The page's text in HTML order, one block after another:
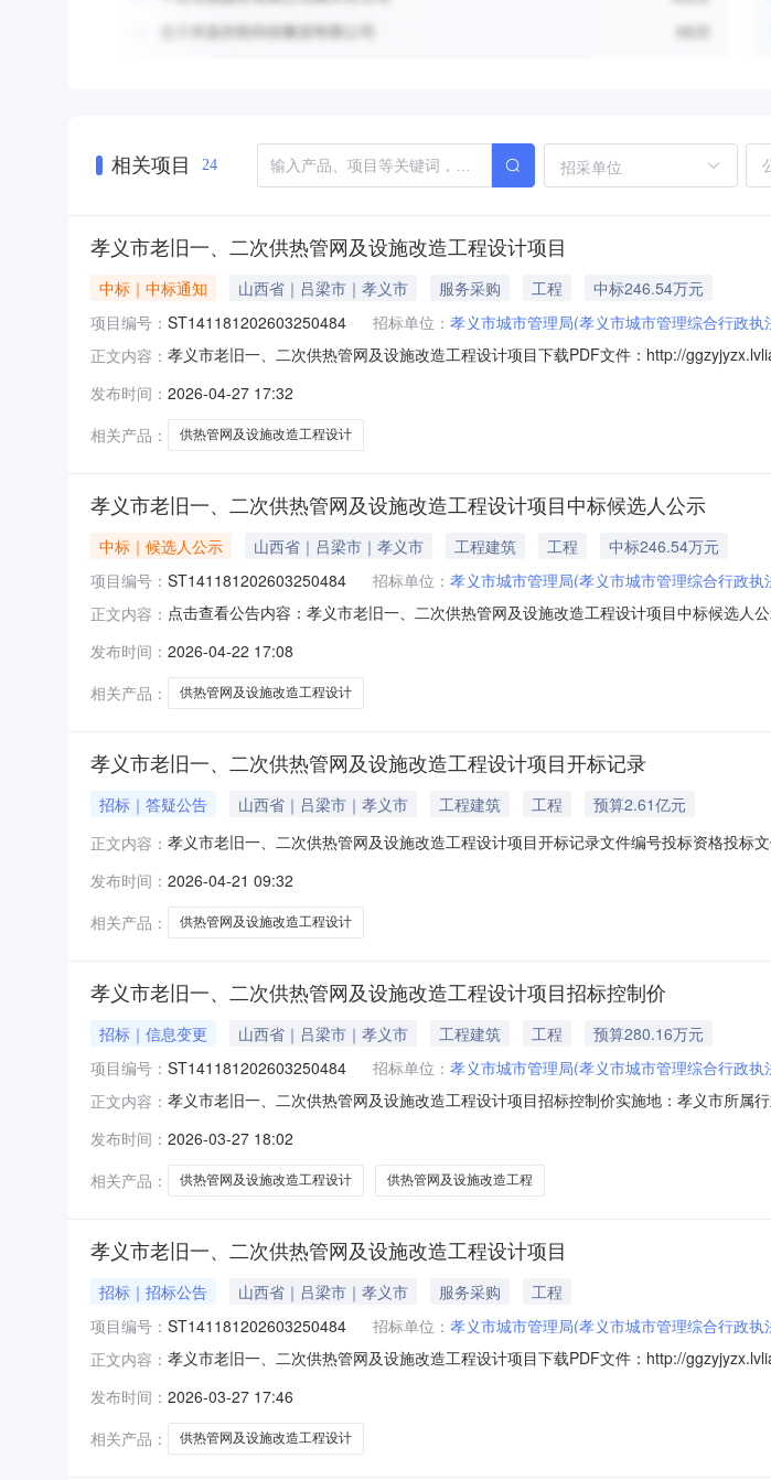
相关项目 24 招采单位
孝义市老旧一、二次供热管网及设施改造工程设计项目
中标｜中标通知 山西省｜吕梁市｜孝义市 服务采购 工程
中标246.54万元
项目编号： ST141181202603250484 招标单位： 孝义市城市管理局(孝义市城市管理综合行政执
正文内容： 孝义市老旧一、二次供热管网及设施改造工程设计项目下载PDF文件：http://
发布时间： 2026-04-27 17:32
相关产品：
供热管网及设施改造工程设计
孝义市老旧一、二次供热管网及设施改造工程设计项目中标候选人公示
中标｜候选人公示 山西省｜吕梁市｜孝义市 工程建筑 工程
中标246.54万元
项目编号： ST141181202603250484 招标单位： 孝义市城市管理局(孝义市城市管理综合行政执
正文内容： 点击查看公告内容：孝义市老旧一、二次供热管网及设施改造工程设计项目中标候选人
发布时间： 2026-04-22 17:08
相关产品：
供热管网及设施改造工程设计
孝义市老旧一、二次供热管网及设施改造工程设计项目开标记录
招标｜答疑公告 山西省｜吕梁市｜孝义市 工程建筑 工程
预算2.61亿元
正文内容： 孝义市老旧一、二次供热管网及设施改造工程设计项目开标记录文件编号投标资格投
件澄清与修改的主要内容无递交时间
发布时间： 2026-04-21 09:32
相关产品：
供热管网及设施改造工程设计
孝义市老旧一、二次供热管网及设施改造工程设计项目招标控制价
招标｜信息变更 山西省｜吕梁市｜孝义市 工程建筑 工程
预算280.16万元
项目编号： ST141181202603250484 招标单位： 孝义市城市管理局(孝义市城市管理综合行政执
正文内容： 孝义市老旧一、二次供热管网及设施改造工程设计项目招标控制价实施地：孝义市所
发布时间： 2026-03-27 18:02
相关产品：
供热管网及设施改造工程设计 供热管网及设施改造工程
孝义市老旧一、二次供热管网及设施改造工程设计项目
招标｜招标公告 山西省｜吕梁市｜孝义市 服务采购
工程
项目编号： ST141181202603250484 招标单位： 孝义市城市管理局(孝义市城市管理综合行政执
正文内容： 孝义市老旧一、二次供热管网及设施改造工程设计项目下载PDF文件：http://
发布时间： 2026-03-27 17:46
相关产品：
供热管网及设施改造工程设计